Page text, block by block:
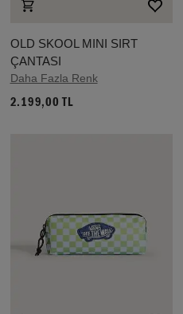
OLD SKOOL MINI SIRT
ÇANTASI
Daha Fazla Renk
2.199,00 TL